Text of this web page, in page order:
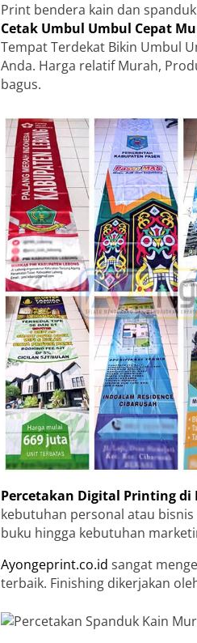
Print bendera kain dan
Cetak Umbul Umbul Cepat
Tempat Terdekat Bikin Umbul
Anda. Harga relatif Murah,
bagus.
Percetakan Digital Printing
kebutuhan personal atau
buku hingga kebutuhan
Ayongeprint.co.id sangat
terbaik. Finishing dikerjakan